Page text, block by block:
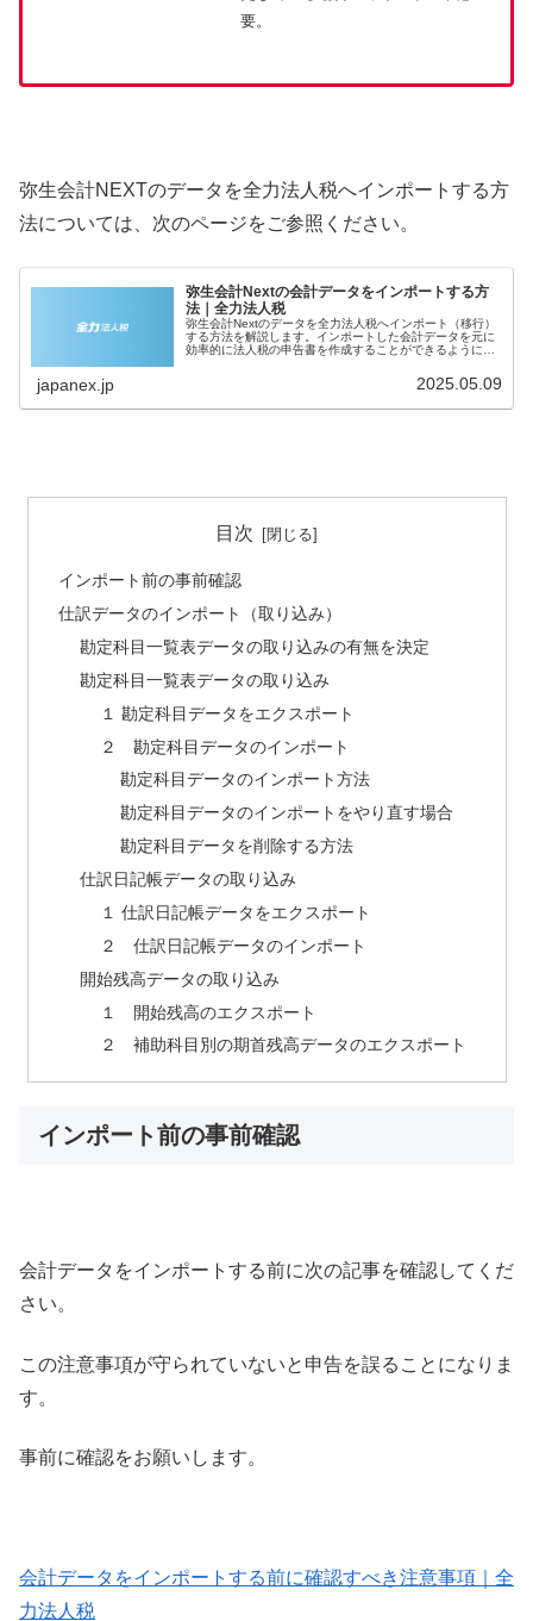
要。
弥生会計NEXTのデータを全力法人税へインポートする方
法については、次のページをご参照ください。
弥生会計Nextの会計データをインポートする方
法｜全力法人税
弥生会計Nextのデータを全力法人税へインポート（移行）
する方法を解説します。インポートした会計データを元に
効率的に法人税の申告書を作成することができるようにな
japanex.jp 2025.05.09
目次
インポート前の事前確認
仕訳データのインポート（取り込み）
勘定科目一覧表データの取り込みの有無を決定
勘定科目一覧表データの取り込み
１ 勘定科目データをエクスポート
２ 勘定科目データのインポート
勘定科目データのインポート方法
勘定科目データのインポートをやり直す場合
勘定科目データを削除する方法
仕訳日記帳データの取り込み
１ 仕訳日記帳データをエクスポート
２ 仕訳日記帳データのインポート
開始残高データの取り込み
１ 開始残高のエクスポート
２ 補助科目別の期首残高データのエクスポート
インポート前の事前確認
会計データをインポートする前に次の記事を確認してくだ
さい。
この注意事項が守られていないと申告を誤ることになりま
す。
事前に確認をお願いします。
会計データをインポートする前に確認すべき注意事項｜全
力法人税